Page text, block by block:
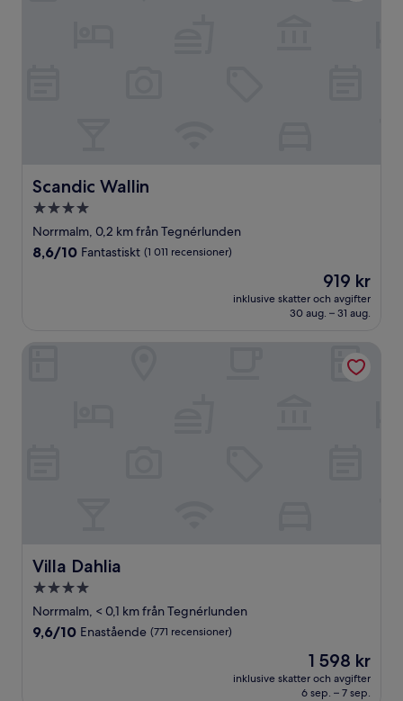
Scandic Wallin
Scandic Wallin
4.0-
stjärnigt
boende
Norrmalm, 0,2 km från Tegnérlunden
8.6
8,6/10 Fantastiskt (1 011 recensioner)
Priset
är
919 kr
919 kr
inklusive skatter och avgifter
30 aug. – 31 aug.
Villa Dahlia
Villa Dahlia
4.0-
stjärnigt
boende
Norrmalm, < 0,1 km från Tegnérlunden
9.6
9,6/10 Enastående (771 recensioner)
Priset
är
1 598 kr
1 598 kr
inklusive skatter och avgifter
6 sep. – 7 sep.